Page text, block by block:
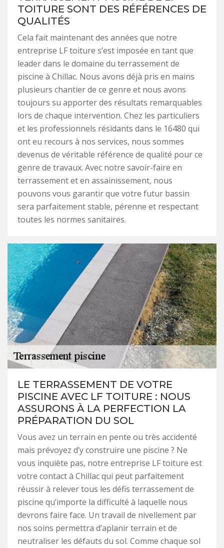
TOITURE SONT DES RÉFÉRENCES DE
QUALITÉS
Cela fait maintenant des années que notre
entreprise LF toiture s’est imposée en tant que
leader dans le domaine du terrassement de
piscine à Chillac. Nous avons déjà pris en mains
plusieurs chantier de ce genre et nous avons
toujours su apporter des résultats remarquables
lors de chaque intervention. Chez les particuliers
et les professionnels résidants dans le 16480 qui
ont eu recours à nos services, nous sommes
devenus de véritable référence de qualité pour ce
genre de travaux. Avec notre savoir-faire en
terrassement et en assainissement, nous
pouvons vous garantir que votre futur bassin
sera parfaitement stable, pérenne et respectant
toutes les normes sanitaires.
LE TERRASSEMENT DE VOTRE
PISCINE AVEC LF TOITURE : NOUS
ASSURONS À LA PERFECTION LA
PRÉPARATION DU SOL
Vous avez un terrain en pente ou très accidenté
mais prévoyez d’y construire une piscine ? Ne
vous inquiète pas, notre entreprise LF toiture est
votre contact à Chillac qui peut parfaitement
réussir à relever tous les défis terrassement de
piscine qu’importe la difficulté à laquelle nous
devrons faire face. Un travail de nivellement par
nos soins permettra d’aplanir terrain et de
neutraliser les défauts du sol. Comme chaque sol